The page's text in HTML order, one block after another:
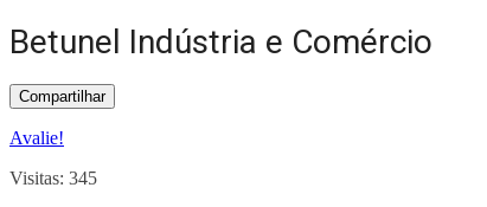
Betunel Indústria e Comércio
Compartilhar
Avalie!
Visitas: 345